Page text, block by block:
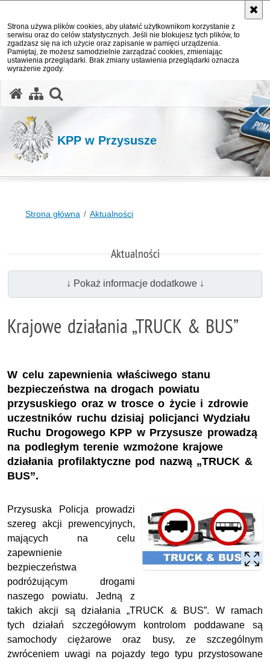
Strona używa plików cookies, aby ułatwić użytkownikom korzystanie z
serwisu oraz do celów statystycznych. Jeśli nie blokujesz tych plików, to
zgadzasz się na ich użycie oraz zapisanie w pamięci urządzenia.
Pamiętaj, że możesz samodzielnie zarządzać cookies, zmieniając
ustawienia przeglądarki. Brak zmiany ustawienia przeglądarki oznacza
wyrażenie zgody.
KPP w Przysusze
Strona główna Aktualności
Aktualności
↓ Pokaż informacje dodatkowe ↓
Krajowe działania „TRUCK & BUS”
W celu zapewnienia właściwego stanu
bezpieczeństwa na drogach powiatu
przysuskiego oraz w trosce o życie i zdrowie
uczestników ruchu dzisiaj policjanci Wydziału
Ruchu Drogowego KPP w Przysusze prowadzą
na podległym terenie wzmożone krajowe
działania profilaktyczne pod nazwą „TRUCK &
BUS”.
Przysuska Policja prowadzi
szereg akcji prewencyjnych,
mających na celu
zapewnienie
bezpieczeństwa
podróżującym drogami
naszego powiatu. Jedną z
takich akcji są działania „TRUCK & BUS”. W ramach
tych działań szczegółowym kontrolom poddawane są
samochody ciężarowe oraz busy, ze szczególnym
zwróceniem uwagi na pojazdy tego typu przystosowane